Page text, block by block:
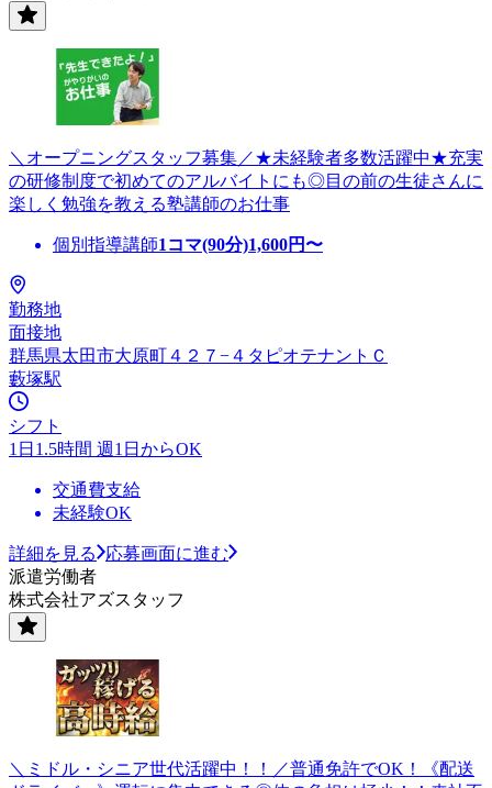
＼オープニングスタッフ募集／★未経験者多数活躍中★充実
の研修制度で初めてのアルバイトにも◎目の前の生徒さんに
楽しく勉強を教える塾講師のお仕事
個別指導講師1コマ(90分)1,600円〜
勤務地
面接地
群馬県太田市大原町４２７−４タピオテナントＣ
藪塚駅
シフト
1日1.5時間 週1日からOK
交通費支給
未経験OK
詳細を見る
応募画面に進む
派遣労働者
株式会社アズスタッフ
＼ミドル・シニア世代活躍中！！／普通免許でOK！《配送